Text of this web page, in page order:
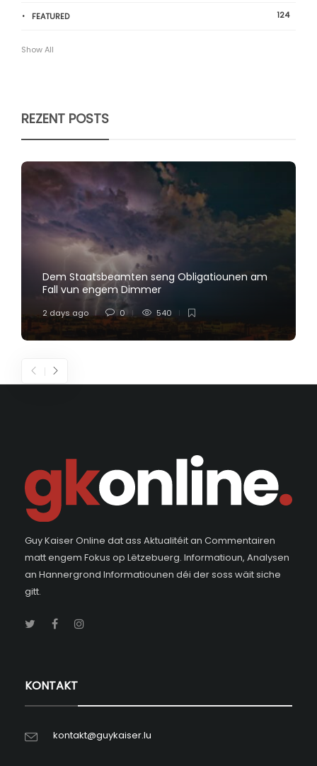
FEATURED 124
Show All
REZENT POSTS
Dem Staatsbeamten seng Obligatiounen am
Fall vun engem Dimmer
2 days ago 0 540
Guy Kaiser Online dat ass Aktualitéit an Commentairen
matt engem Fokus op Lëtzebuerg. Informatioun, Analysen
an Hannergrond Informatiounen déi der soss wäit siche
gitt.
KONTAKT
kontakt@guykaiser.lu